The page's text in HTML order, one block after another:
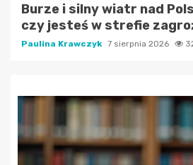
Burze i silny wiatr nad
czy jesteś w strefie
Paulina Krawczyk 7 sierpnia 2026